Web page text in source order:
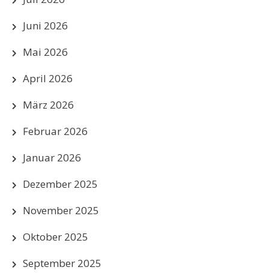
Juni 2026
Mai 2026
April 2026
März 2026
Februar 2026
Januar 2026
Dezember 2025
November 2025
Oktober 2025
September 2025